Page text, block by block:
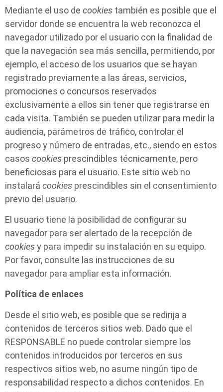
Mediante el uso de cookies también es posible que el
servidor donde se encuentra la web reconozca el
navegador utilizado por el usuario con la finalidad de
que la navegación sea más sencilla, permitiendo, por
ejemplo, el acceso de los usuarios que se hayan
registrado previamente a las áreas, servicios,
promociones o concursos reservados
exclusivamente a ellos sin tener que registrarse en
cada visita. También se pueden utilizar para medir la
audiencia, parámetros de tráfico, controlar el
progreso y número de entradas, etc., siendo en estos
casos cookies prescindibles técnicamente, pero
beneficiosas para el usuario. Este sitio web no
instalará cookies prescindibles sin el consentimiento
previo del usuario.
El usuario tiene la posibilidad de configurar su
navegador para ser alertado de la recepción de
cookiesy para impedir su instalación en su equipo.
Por favor, consulte las instrucciones de su
navegador para ampliar esta información.
Política de enlaces
Desde el sitio web, es posible que se redirija a
contenidos de terceros sitios web. Dado que el
RESPONSABLE no puede controlar siempre los
contenidos introducidos por terceros en sus
respectivos sitios web, no asume ningún tipo de
responsabilidad respecto a dichos contenidos. En